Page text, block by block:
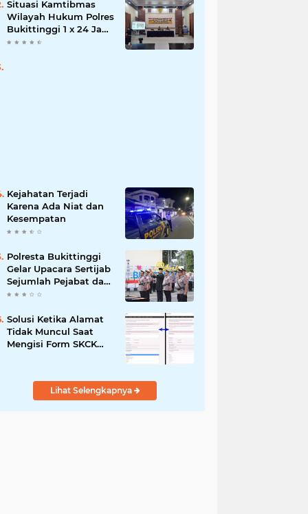
Situasi Kamtibmas
Wilayah Hukum Polres
Bukittinggi 1 x 24 Jam
Senin 27 Juni 2022
Kejahatan Terjadi
Karena Ada Niat dan
Kesempatan
Polresta Bukittinggi
Gelar Upacara Sertijab
Sejumlah Pejabat dan
laporan Kenaikan
Solusi Ketika Alamat
Tidak Muncul Saat
Mengisi Form SKCK
Lihat Selengkapnya